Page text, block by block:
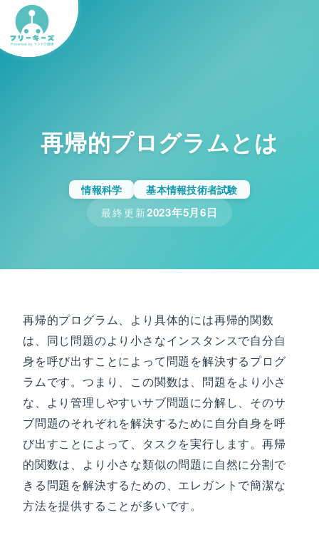
再帰的プログラムとは
情報科学
基本情報技術者試験
最終更新2023年5月6日
再帰的プログラム、より具体的には再帰的関数
は、同じ問題のより小さなインスタンスで自分自
身を呼び出すことによって問題を解決するプログ
ラムです。つまり、この関数は、問題をより小さ
な、より管理しやすいサブ問題に分解し、そのサ
ブ問題のそれぞれを解決するために自分自身を呼
び出すことによって、タスクを実行します。再帰
的関数は、より小さな類似の問題に自然に分割で
きる問題を解決するための、エレガントで簡潔な
方法を提供することが多いです。